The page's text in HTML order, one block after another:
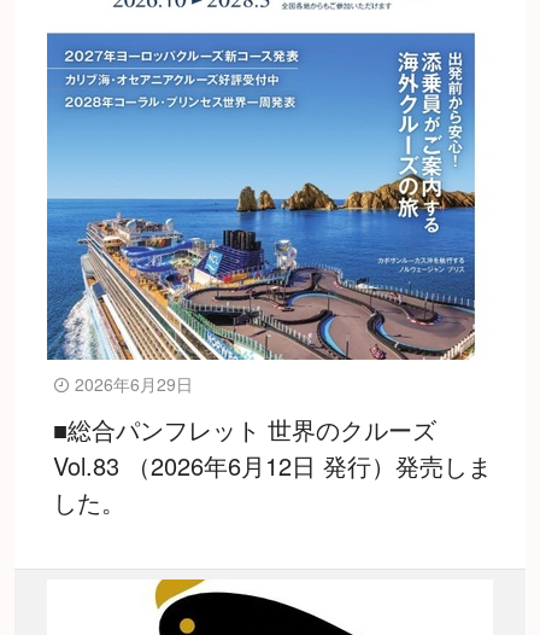
2026年6月29日
■総合パンフレット 世界のクルーズ
Vol.83 （2026年6月12日 発行）発売しま
した。